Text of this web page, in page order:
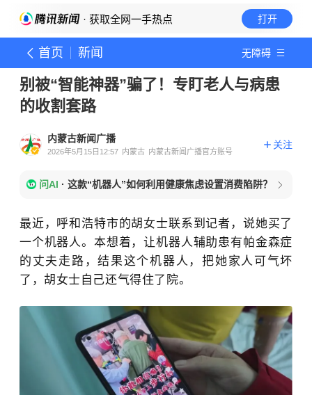
· 获取全网一手热点 打开
首页 新闻 无障碍
别被“智能神器”骗了！专盯老人与病患
的收割套路
内蒙古新闻广播
2026年5月15日12:57 内蒙古 内蒙古新闻广播官方账号
关注
问AI · 这款“机器人”如何利用健康焦虑设置消费陷阱？
最近，呼和浩特市的胡女士联系到记者，说她买了
一个机器人。本想着，让机器人辅助患有帕金森症
的丈夫走路，结果这个机器人，把她家人可气坏
了，胡女士自己还气得住了院。